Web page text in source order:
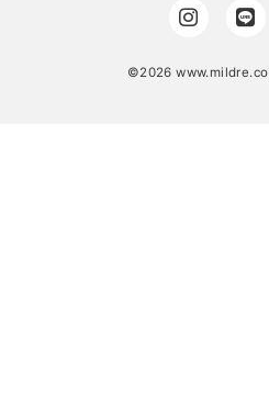
©2026 www.mildre.co